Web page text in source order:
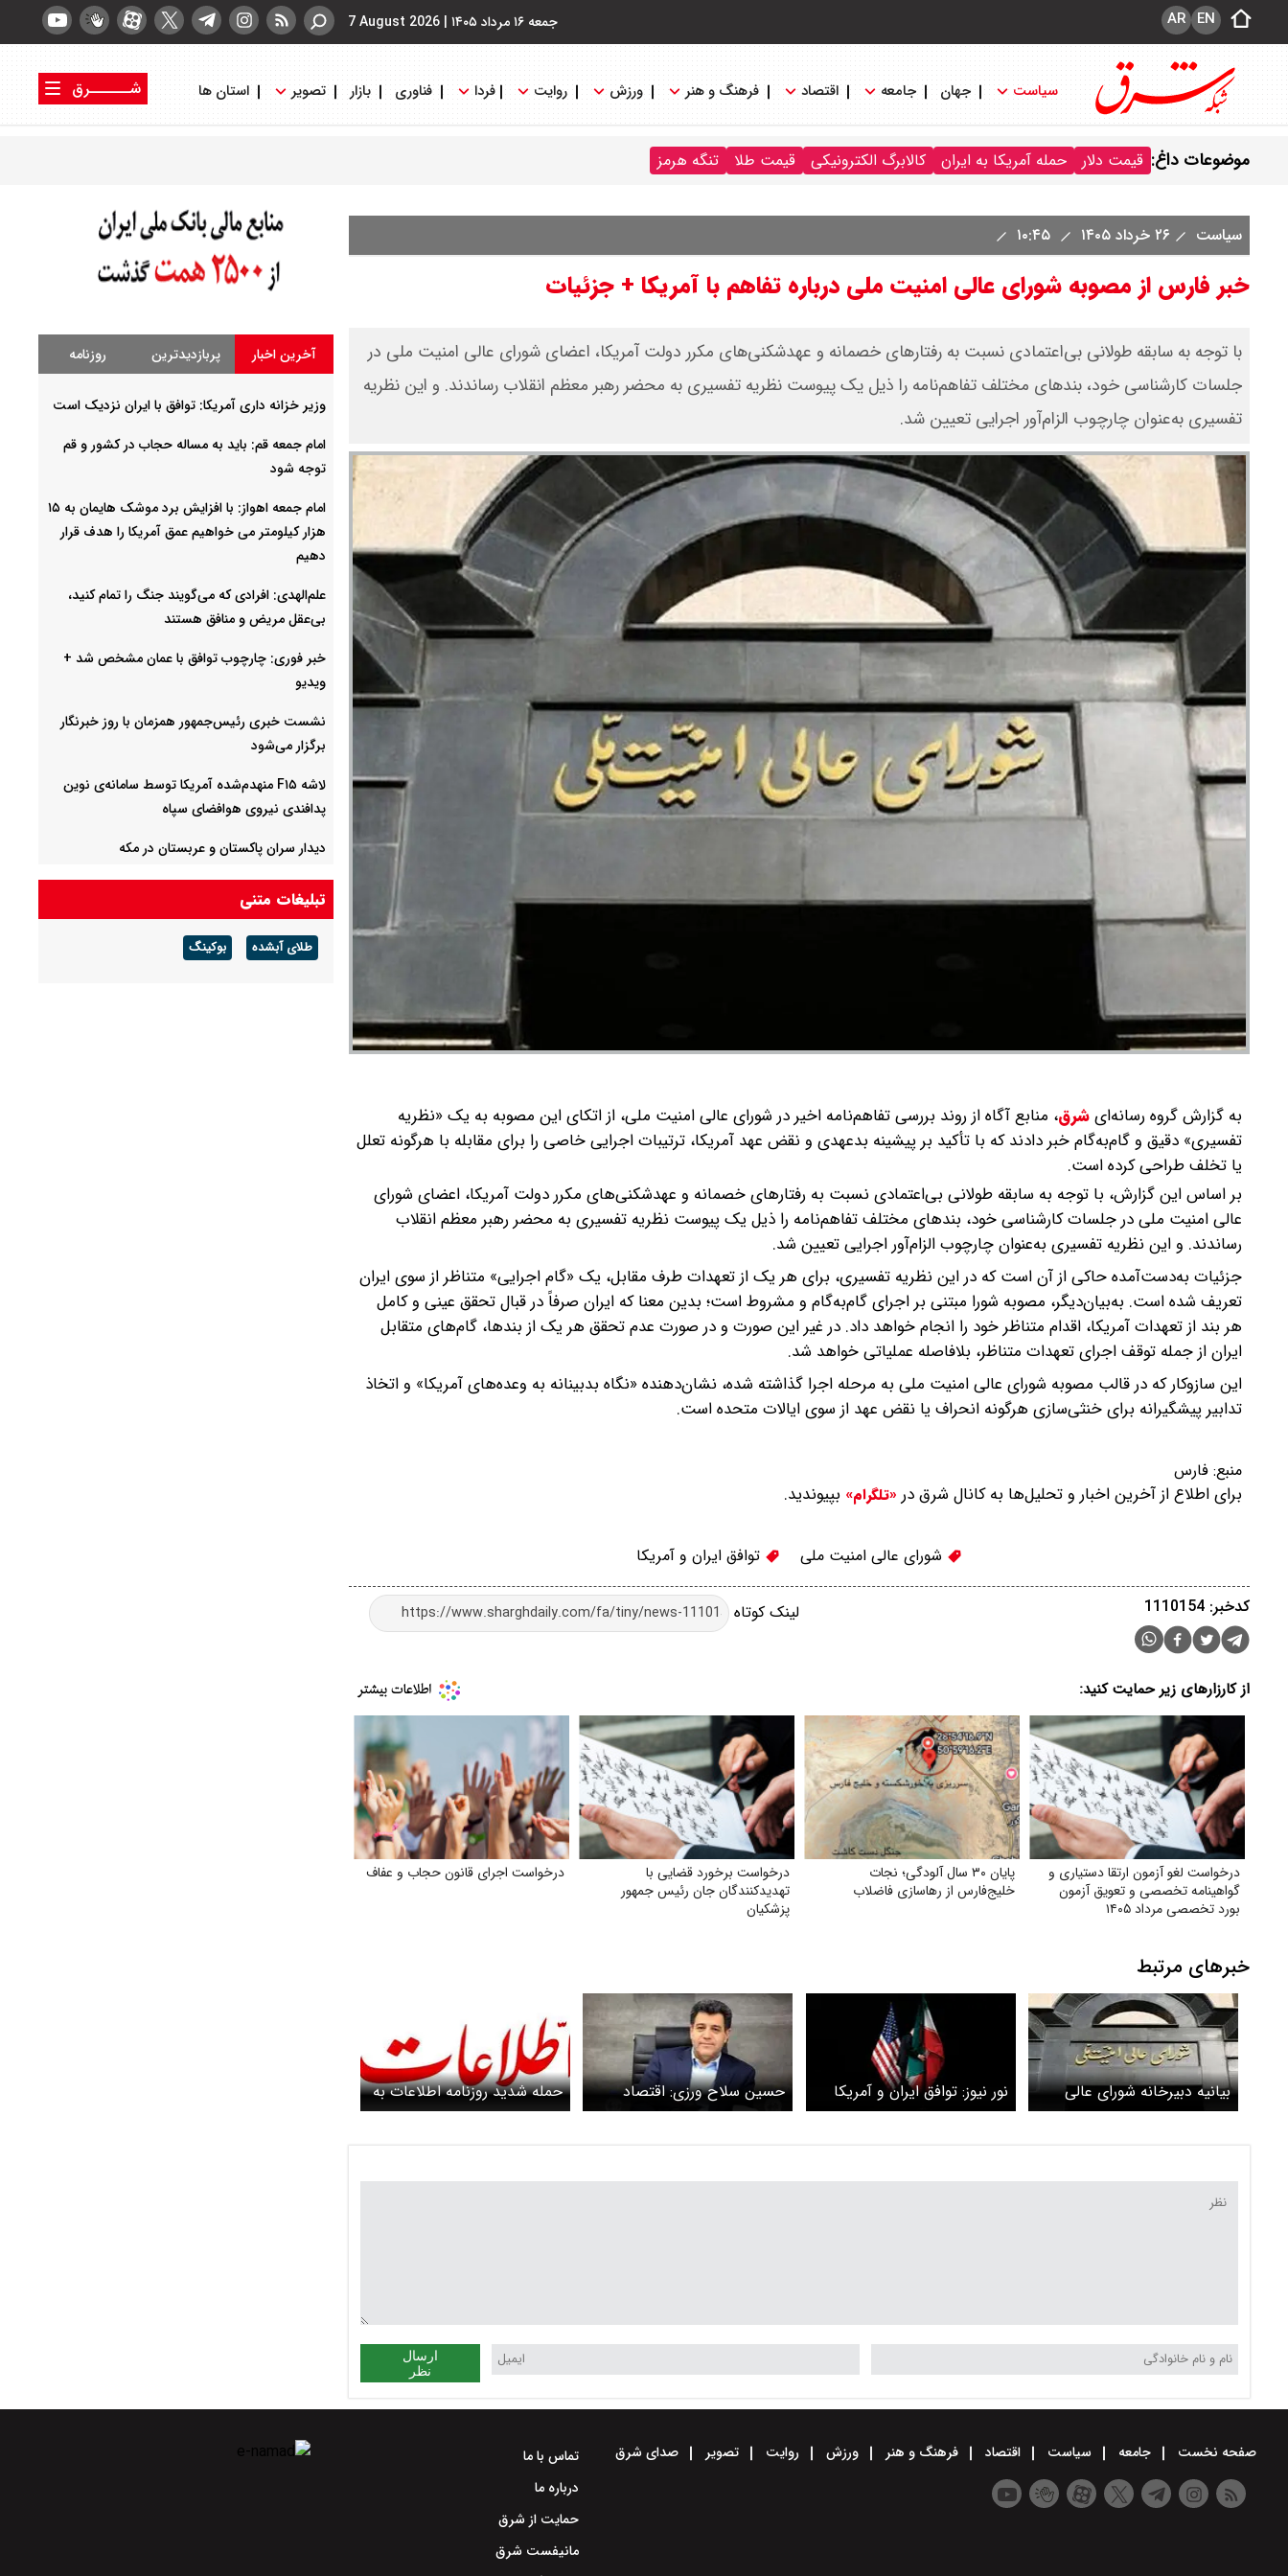
جمعه ۱۶ مرداد ۱۴۰۵ |
7 August 2026 EN
AR
سیاست جهان جامعه اقتصاد فرهنگ و هنر ورزش روایت فردا فناوری بازار تصویر استان ها
شــــــرق
موضوعات داغ: قیمت دلار حمله آمریکا به ایران کالابرگ الکترونیکی قیمت طلا تنگه هرمز
سیاست ۲۶ خرداد ۱۴۰۵
خبر فارس از مصوبه شورای عالی امنیت ملی درباره تفاهم با آمریکا +‌ جزئیات
با توجه به سابقه طولانی بی‌اعتمادی نسبت به رفتارهای خصمانه و عهدشکنی‌های مکرر دولت آمریکا، اعضای شورای عالی امنیت ملی در
جلسات کارشناسی خود، بندهای مختلف تفاهم‌نامه را ذیل یک پیوست نظریه تفسیری به محضر رهبر معظم انقلاب رساندند. و این نظریه
تفسیری به‌عنوان چارچوب الزام‌آور اجرایی تعیین شد.
به گزارش گروه رسانه‌ایشرق، منابع آگاه از روند بررسی تفاهم‌نامه اخیر در شورای عالی امنیت ملی، از اتکای این مصوبه به یک «نظریه
تفسیری» دقیق و گام‌به‌گام خبر دادند که با تأکید بر پیشینه بدعهدی و نقض عهد آمریکا، ترتیبات اجرایی خاصی را برای مقابله با هرگونه تعلل
یا تخلف طراحی کرده است.
بر اساس این گزارش، با توجه به سابقه طولانی بی‌اعتمادی نسبت به رفتارهای خصمانه و عهدشکنی‌های مکرر دولت آمریکا، اعضای شورای
عالی امنیت ملی در جلسات کارشناسی خود، بندهای مختلف تفاهم‌نامه را ذیل یک پیوست نظریه تفسیری به محضر رهبر معظم انقلاب
رساندند. و این نظریه تفسیری به‌عنوان چارچوب الزام‌آور اجرایی تعیین شد.
جزئیات به‌دست‌آمده حاکی از آن است که در این نظریه تفسیری، برای هر یک از تعهدات طرف مقابل، یک «گام اجرایی» متناظر از سوی ایران
تعریف شده است. به‌بیان‌دیگر، مصوبه شورا مبتنی بر اجرای گام‌به‌گام و مشروط است؛ بدین معنا که ایران صرفاً در قبال تحقق عینی و کامل
هر بند از تعهدات آمریکا، اقدام متناظر خود را انجام خواهد داد. در غیر این صورت و در صورت عدم تحقق هر یک از بندها، گام‌های متقابل
ایران از جمله توقف اجرای تعهدات متناظر، بلافاصله عملیاتی خواهد شد.
این سازوکار که در قالب مصوبه شورای عالی امنیت ملی به مرحله اجرا گذاشته شده، نشان‌دهنده «نگاه بدبینانه به وعده‌های آمریکا» و اتخاذ
تدابیر پیشگیرانه برای خنثی‌سازی هرگونه انحراف یا نقض عهد از سوی ایالات متحده است.
منبع: فارس
برای اطلاع از آخرین اخبار و تحلیل‌ها به کانال شرق در «تلگرام» بپیوندید.
شورای عالی امنیت ملی توافق ایران و آمریکا
لینک کوتاه کدخبر: 1110154
از کارزارهای زیر حمایت کنید:
درخواست لغو آزمون ارتقا دستیاری و
گواهینامه تخصصی و تعویق آزمون
بورد تخصصی مرداد ۱۴۰۵
پایان ۳۰ سال آلودگی؛ نجات
خلیج‌فارس از رهاسازی فاضلاب
درخواست برخورد قضایی با
تهدید‌کنندگان جان رئیس جمهور
پزشکیان
درخواست اجرای قانون حجاب و عفاف
خبرهای مرتبط
بیانیه دبیرخانه شورای عالی
امنیت ملی درباره توافق پایان
نور نیوز: توافق ایران و آمریکا
هیچ ارتباطی به پرونده‌های
حسین سلاح ورزی: اقتصاد
ایران بیش از هر چیز از کمبود
بدبینی مطلق
حمله شدید روزنامه اطلاعات به
مخالفان توافق / کاسبان تحریم
ارسال
نظر
آخرین اخبار پربازدیدترین روزنامه
وزیر خزانه داری آمریکا: توافق با ایران نزدیک است
امام جمعه قم: باید به مساله حجاب در کشور و قم
توجه شود
امام‌ جمعه اهواز: با افزایش برد موشک هایمان به ۱۵
هزار کیلومتر می خواهیم عمق آمریکا را هدف قرار
دهیم
علم‌الهدی: افرادی که می‌گویند جنگ را تمام کنید،
بی‌عقل مریض و منافق هستند
خبر فوری: چارچوب توافق با عمان مشخص شد +
ویدیو
نشست خبری رئیس‌جمهور همزمان با روز خبرنگار
برگزار می‌شود
لاشه F۱۵ منهدم‌شده آمریکا توسط سامانه‌ی نوین
پدافندی نیروی هوافضای سپاه
دیدار سران پاکستان و عربستان در مکه
امام جمعه تهران: دشمن به دنبال ترویج برهنگی
است
محسن رضایی به انگلیسی آمریکا را تهدید کرد
تبلیغات متنی
طلای آبشده بوکینگ
صفحه نخست جامعه سیاست اقتصاد فرهنگ و هنر ورزش روایت تصویر صدای شرق
تماس با ما
درباره ما
حمایت از شرق
مانیفست شرق